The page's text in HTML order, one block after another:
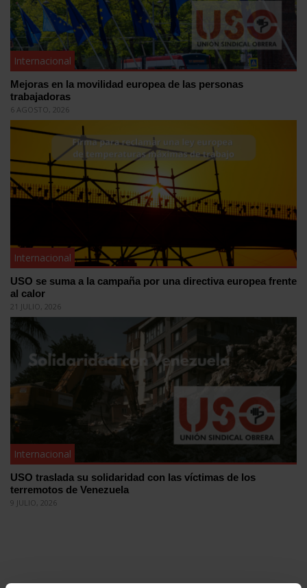
Internacional
Mejoras en la movilidad europea de las personas
trabajadoras
6 AGOSTO, 2026
Internacional
USO se suma a la campaña por una directiva europea frente
al calor
21 JULIO, 2026
Internacional
USO traslada su solidaridad con las víctimas de los
terremotos de Venezuela
9 JULIO, 2026